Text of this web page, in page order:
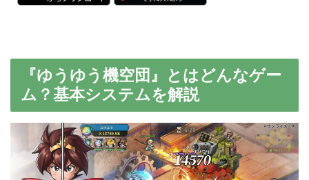
『ゆうゆう機空団』とはどんなゲー
ム？基本システムを解説